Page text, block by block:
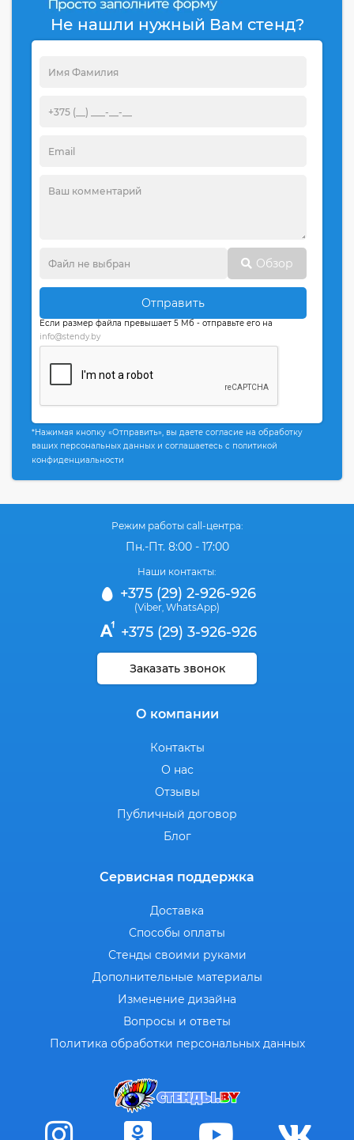
Не нашли нужный Вам стенд?
Обзор
Отправить
Если размер файла превышает 5 Мб - отправьте его на
info@stendy.by
*Нажимая кнопку «Отправить», вы даете согласие на обработку
ваших персональных данных и соглашаетесь с политикой
конфиденциальности
Режим работы call-центра:
Пн.-Пт. 8:00 - 17:00
Наши контакты:
+375 (29) 2-926-926
(Viber WhatsApp)
+375 (29) 3-926-926
Заказать звонок
О компании
Контакты
О нас
Отзывы
Публичный договор
Блог
Сервисная поддержка
Доставка
Способы оплаты
Стенды своими руками
Дополнительные материалы
Изменение дизайна
Вопросы и ответы
Политика обработки персональных данных